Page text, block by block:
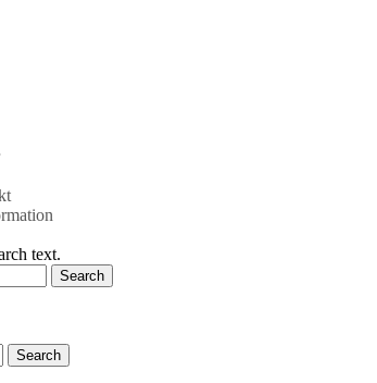
text.
Search